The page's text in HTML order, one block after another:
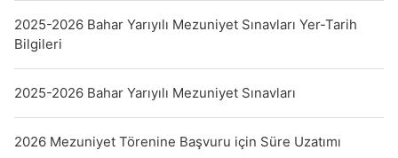
2025-2026 Bahar Yarıyılı Mezuniyet Sınavları Yer-Tarih
Bilgileri
2025-2026 Bahar Yarıyılı Mezuniyet Sınavları
2026 Mezuniyet Törenine Başvuru için Süre Uzatımı